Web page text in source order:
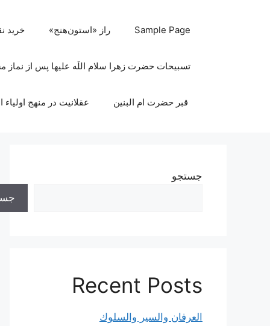
Sample Page راز «استون‌هنج» خرید
تسبیحات حضرت زهرا سلام اللَه علیها پس از
قبر حضرت ام البنین عقلانیت در منهج اولیاء
جستجو
Recent Posts
العرفان والسیر والسلوك